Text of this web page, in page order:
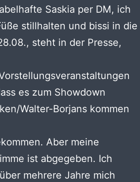
Saskia per DM, ich
stillhalten und bissi in die
steht in der Presse,
es zum Showdown
Walter-Borjans kommen
Aber meine
ist abgegeben. Ich
mehrere Jahre mich